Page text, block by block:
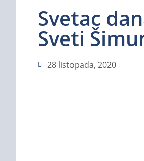
Svetac
Sveti
28 listopada, 2020